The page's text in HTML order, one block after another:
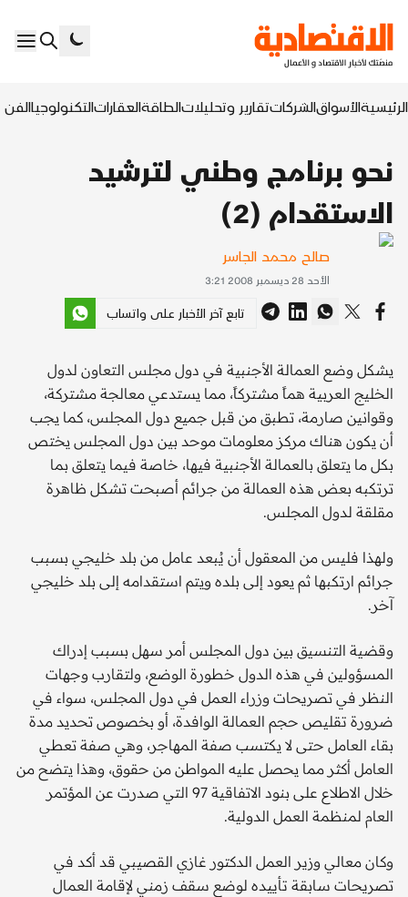
الرئيسيةالأسواقالشركاتتقارير وتحليلاتالطاقةالعقاراتالتكنولوجياالفن
نحو برنامج وطني لترشيد
الاستقدام (2)
صالح محمد الجاسر
الأحد 28 ديسمبر 2008 3:21
تابع آخر الأخبار على واتساب
يشكل وضع العمالة الأجنبية في دول مجلس التعاون لدول
الخليج العربية هماً مشتركاً، مما يستدعي معالجة مشتركة،
وقوانين صارمة، تطبق من قبل جميع دول المجلس، كما يجب
أن يكون هناك مركز معلومات موحد بين دول المجلس يختص
بكل ما يتعلق بالعمالة الأجنبية فيها، خاصة فيما يتعلق بما
ترتكبه بعض هذه العمالة من جرائم أصبحت تشكل ظاهرة
مقلقة لدول المجلس.
ولهذا فليس من المعقول أن يُبعد عامل من بلد خليجي بسبب
جرائم ارتكبها ثم يعود إلى بلده ويتم استقدامه إلى بلد خليجي
آخر.
وقضية التنسيق بين دول المجلس أمر سهل بسبب إدراك
المسؤولين في هذه الدول خطورة الوضع، ولتقارب وجهات
النظر في تصريحات وزراء العمل في دول المجلس، سواء في
ضرورة تقليص حجم العمالة الوافدة، أو بخصوص تحديد مدة
بقاء العامل حتى لا يكتسب صفة المهاجر، وهي صفة تعطي
العامل أكثر مما يحصل عليه المواطن من حقوق، وهذا يتضح من
خلال الاطلاع على بنود الاتفاقية 97 التي صدرت عن المؤتمر
العام لمنظمة العمل الدولية.
وكان معالي وزير العمل الدكتور غازي القصيبي قد أكد في
تصريحات سابقة تأييده لوضع سقف زمني لإقامة العمال